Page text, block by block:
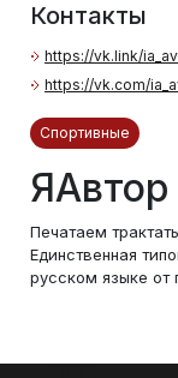
Контакты
https://vk.link/
https://vk.com/
Спортивные
ЯАвтор
Печатаем
Единственная
русском языке от